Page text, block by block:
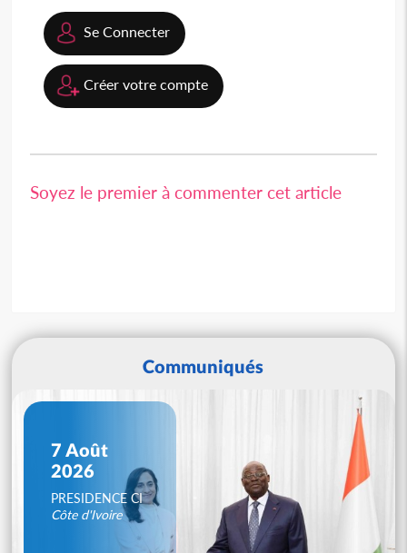
Se Connecter
Créer votre compte
Soyez le premier à commenter cet article
Communiqués
7 Août
2026
PRESIDENCE CI
Côte d'Ivoire